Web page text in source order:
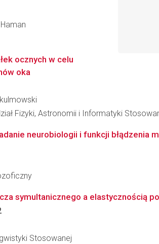
ocznych w celu
oka
Fizyki, Astronomii i Informatyki
neurobiologii i funkcji błądzenia
symultanicznego a elastycznością
Stosowanej